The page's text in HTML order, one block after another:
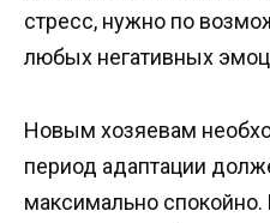
стресс, нужно по
любых негативных
Новым хозяевам
период адаптации
максимально спокойно.